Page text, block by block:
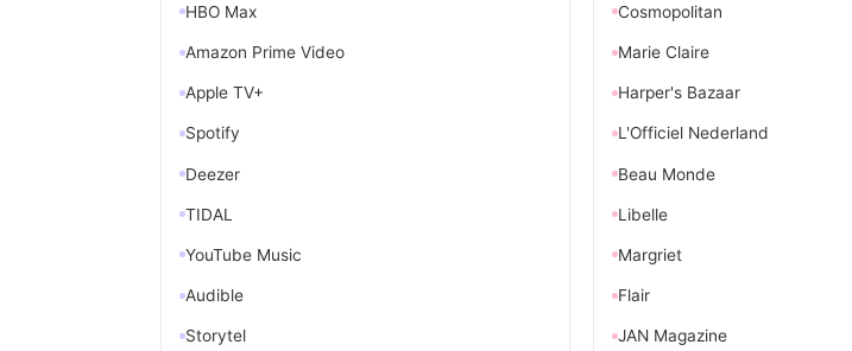
HBO Max
Amazon Prime Video
Apple TV+
Spotify
Deezer
TIDAL
YouTube Music
Audible
Storytel
Cosmopolitan
Marie Claire
Harper's Bazaar
L'Officiel Nederland
Beau Monde
Libelle
Margriet
Flair
JAN Magazine